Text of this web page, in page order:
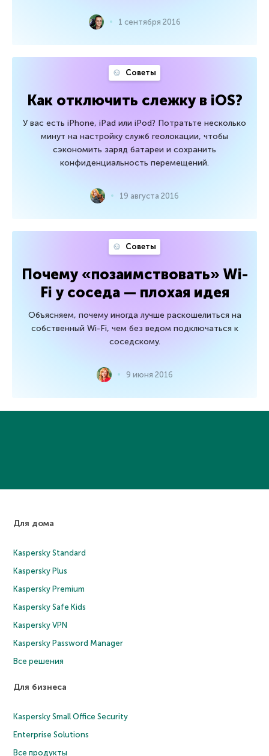
1 сентября 2016
Советы
Как отключить слежку в iOS?
У вас есть iPhone, iPad или iPod? Потратьте несколько
минут на настройку служб геолокации, чтобы
сэкономить заряд батареи и сохранить
конфиденциальность перемещений.
19 августа 2016
Советы
Почему «позаимствовать» Wi-
Fi у соседа — плохая идея
Объясняем, почему иногда лучше раскошелиться на
собственный Wi-Fi, чем без ведом подключаться к
соседскому.
9 июня 2016
Для дома
Kaspersky Standard
Kaspersky Plus
Kaspersky Premium
Kaspersky Safe Kids
Kaspersky VPN
Kaspersky Password Manager
Все решения
Для бизнеса
Kaspersky Small Office Security
Enterprise Solutions
Все продукты